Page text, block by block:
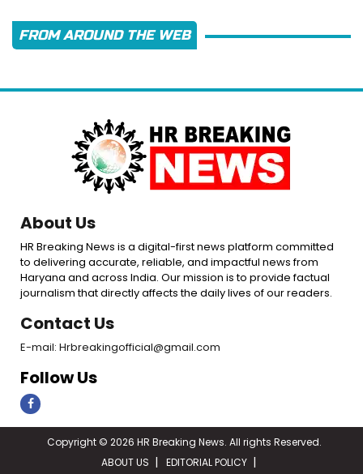
FROM AROUND THE WEB
About Us
HR Breaking News is a digital-first news platform committed
to delivering accurate, reliable, and impactful news from
Haryana and across India. Our mission is to provide factual
journalism that directly affects the daily lives of our readers.
Contact Us
E-mail: Hrbreakingofficial@gmail.com
Follow Us
Copyright © 2026 HR Breaking News. All rights Reserved.
ABOUT US
EDITORIAL POLICY